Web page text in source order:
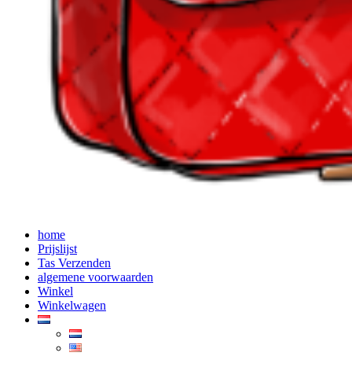
home
Prijslijst
Tas Verzenden
algemene voorwaarden
Winkel
Winkelwagen